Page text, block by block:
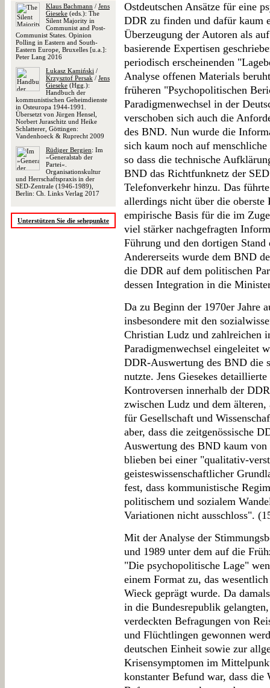
Klaus Bachmann / Jens
Gieseke (eds.): The
Silent Majority in
Communist and Post-
Communist States. Opinion
Polling in Eastern and South-
Eastern Europe, Bruxelles [u.a.]:
Peter Lang 2016
Łukasz Kamiński /
Krzysztof Persak / Jens
Gieseke (Hgg.):
Handbuch der
kommunistischen Geheimdienste
in Osteuropa 1944-1991.
Übersetzt von Jürgen Hensel,
Norbert Juraschitz und Heike
Schlatterer, Göttingen:
Vandenhoeck & Ruprecht 2009
Rüdiger Bergien: Im
»Generalstab der
Partei«.
Organisationskultur
und Herrschaftspraxis in der
SED-Zentrale (1946-1989),
Berlin: Ch. Links Verlag 2017
Unterstützen Sie die sehepunkte
Ostdeutschen Ansätze für eine
DDR zu finden und dafür kaum
Überzeugung der Autoren als
basierende Expertisen
periodisch erscheinenden
Analyse offenen Materials
früheren "Psychopolitischen
Paradigmenwechsel in der
verschoben sich auch die
des BND. Nun wurde die
sich kaum noch auf
so dass die technische
BND das Richtfunknetz der
Telefonverkehr hinzu. Das
allerdings nicht über die oberste
empirische Basis für die im
viel stärker nachgefragten
Führung und den dortigen
Andererseits wurde dem BND
die DDR auf dem politischen
dessen Integration in die
Da zu Beginn der 1970er Jahre
insbesondere mit den
Christian Ludz und zahlreichen
Paradigmenwechsel eingeleitet
DDR-Auswertung des BND die
nutzte. Jens Giesekes
Kontroversen innerhalb der
zwischen Ludz und dem
für Gesellschaft und
aber, dass die zeitgenössische
Auswertung des BND kaum
blieben bei einer "qualitativ-
geisteswissenschaftlicher
fest, dass kommunistische
politischem und sozialem
Variationen nicht ausschloss".
Mit der Analyse der
und 1989 unter dem auf die
"Die psychopolitische Lage"
einem Format zu, das
Wieck geprägt wurde. Da
in die Bundesrepublik
verdeckten Befragungen von
und Flüchtlingen gewonnen
deutschen Einheit sowie zur
Krisensymptomen im
konstanter Befund war, dass